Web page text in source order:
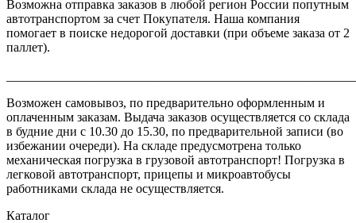
Возможна отправка заказов в любой регион России попутным
автотранспортом за счет Покупателя. Наша компания
помогает в поиске недорогой доставки (при объеме заказа от 2
паллет).
Возможен самовывоз, по предварительно оформленным и
оплаченным заказам. Выдача заказов осуществляется со склада
в будние дни с 10.30 до 15.30, по предварительной записи (во
избежании очереди). На складе предусмотрена только
механическая погрузка в грузовой автотранспорт! Погрузка в
легковой автотранспорт, прицепы и микроавтобусы
работниками склада не осуществляется.
Каталог